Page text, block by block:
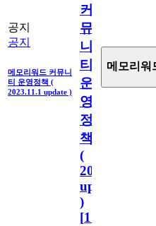
공지
공지
메모리워드 커뮤니
티 운영정책 (
2023.11.1 update )
커
뮤
니
티
운
영
정
책
(
2023.11.1
update
)
[110
메모리워